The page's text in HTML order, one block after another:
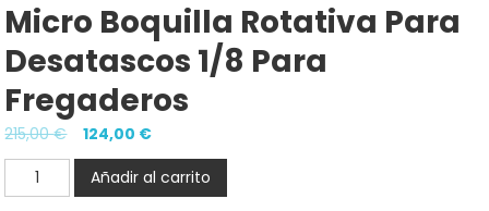
Micro Boquilla Rotativa Para
Desatascos 1/8 Para
Fregaderos
215,00€
El
precio
original
124,00 €El
precio
actual
Micro
Boquilla
Añadir al carrito